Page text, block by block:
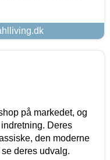
på markedet, og
Deres
den moderne
deres udvalg.